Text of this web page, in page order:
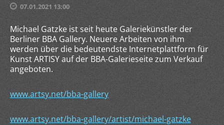
07.01.2021 13:00
Michael Gatzke ist seit heute Galeriekünstler der
Berliner BBA Gallery. Neuere Arbeiten von ihm
werden über die bedeutendste Internetplattform für
Kunst ARTISY auf der BBA-Galerieseite zum Verkauf
angeboten.
www.artsy.net/bba-gallery
www.artsy.net/bba-gallery/artist/michael-gatzke